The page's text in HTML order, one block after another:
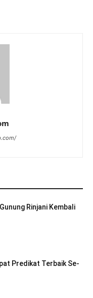
Rinjani Kembali
Predikat Terbaik Se-